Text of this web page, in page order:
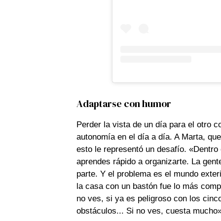
Adaptarse con humor
Perder la vista de un día para el otro
autonomía en el día a día. A Marta,
esto le representó un desafío.
aprendes rápido a organizarte. La
parte. Y el problema es el mundo
la casa con un bastón fue lo más
no ves, si ya es peligroso con los
obstáculos... Si no ves, cuesta